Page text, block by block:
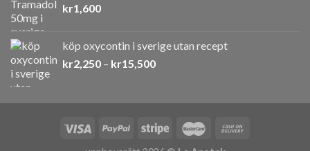
kr1,600
köp oxycontin i sverige utan recept
kr2,250 – kr15,500Prisintervall:
kr15,500